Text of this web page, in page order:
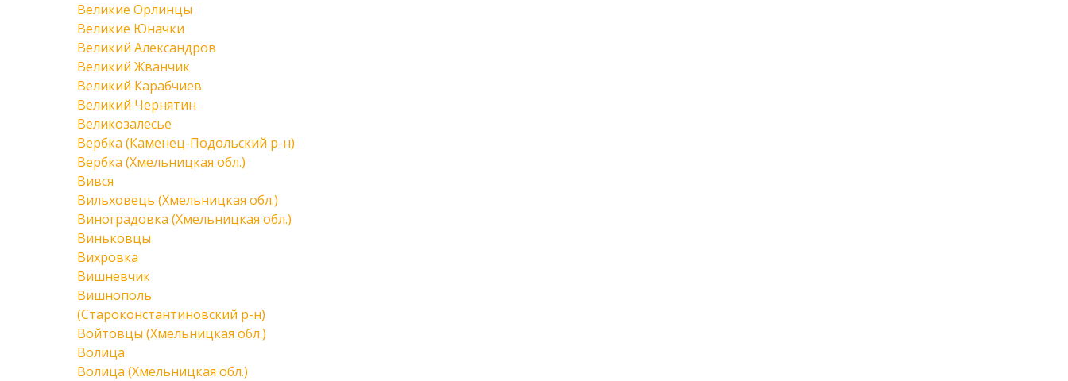
Великие Орлинцы
Великие Юначки
Великий Александров
Великий Жванчик
Великий Карабчиев
Великий Чернятин
Великозалесье
Вербка (Каменец-Подольский р-н)
Вербка (Хмельницкая обл.)
Вився
Вильховець (Хмельницкая обл.)
Виноградовка (Хмельницкая обл.)
Виньковцы
Вихровка
Вишневчик
Вишнополь
(Староконстантиновский р-н)
Войтовцы (Хмельницкая обл.)
Волица
Волица (Хмельницкая обл.)